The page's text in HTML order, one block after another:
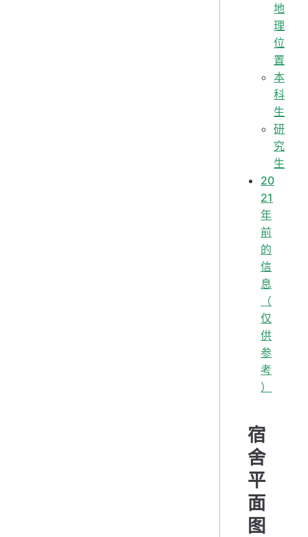
地
理
位
置
本
科
生
研
究
生
20
21
年
前
的
信
息
（
仅
供
参
考
）
宿
舍
平
面
图